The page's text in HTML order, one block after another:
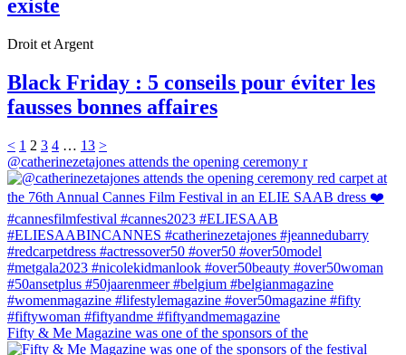
existe
Droit et Argent
Black Friday : 5 conseils pour éviter les
fausses bonnes affaires
< 1 2 3 4 … 13 >
@catherinezetajones attends the opening ceremony r
Fifty & Me Magazine was one of the sponsors of the